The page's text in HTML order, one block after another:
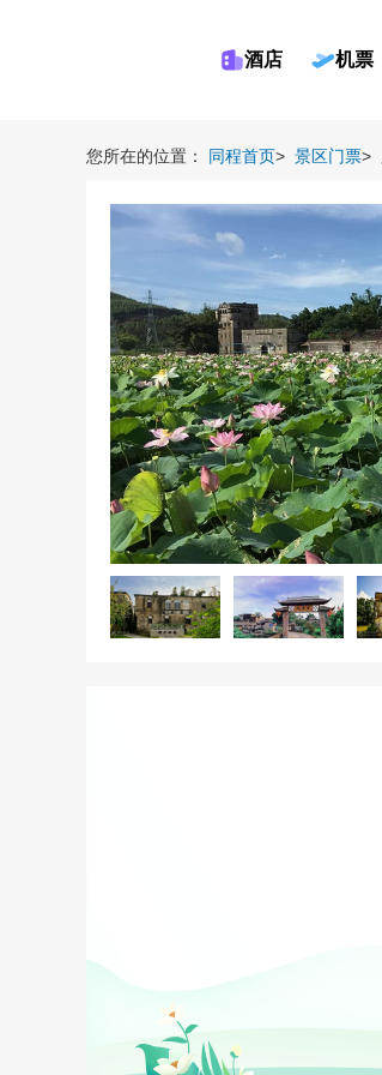
酒店 机票
您所在的位置： 同程首页> 景区门票>